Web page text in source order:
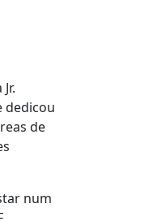
dedicou
de
num